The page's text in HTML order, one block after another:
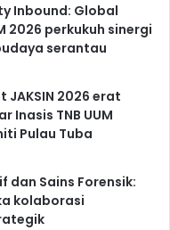
Inbound: Global
2026 perkukuh sinergi
serantau
JAKSIN 2026 erat
Inasis TNB UUM
Pulau Tuba
dan Sains Forensik:
kolaborasi